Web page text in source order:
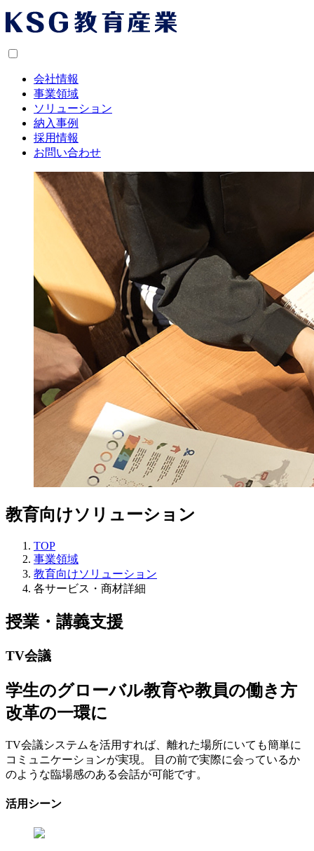
会社情報
事業領域
ソリューション
納入事例
採用情報
お問い合わせ
教育向けソリューション
TOP
事業領域
教育向けソリューション
各サービス・商材詳細
授業・講義支援
TV会議
学生のグローバル教育や教員の働き方
改革の一環に
TV会議システムを活用すれば、離れた場所にいても簡単に
コミュニケーションが実現。 目の前で実際に会っているか
のような臨場感のある会話が可能です。
活用シーン